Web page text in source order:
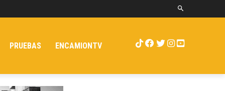
PRUEBAS ENCAMIONTV